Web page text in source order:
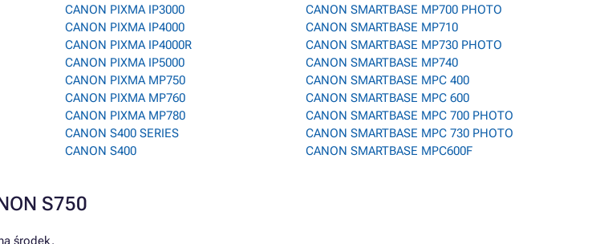
CANON PIXMA IP3000
CANON PIXMA IP4000
CANON PIXMA IP4000R
CANON PIXMA IP5000
CANON PIXMA MP750
CANON PIXMA MP760
CANON PIXMA MP780
CANON S400 SERIES
CANON S400
CANON SMARTBASE MP700 PHOTO
CANON SMARTBASE MP710
CANON SMARTBASE MP730 PHOTO
CANON SMARTBASE MP740
CANON SMARTBASE MPC 400
CANON SMARTBASE MPC 600
CANON SMARTBASE MPC 700 PHOTO
CANON SMARTBASE MPC 730 PHOTO
CANON SMARTBASE MPC600F
S750
środek.